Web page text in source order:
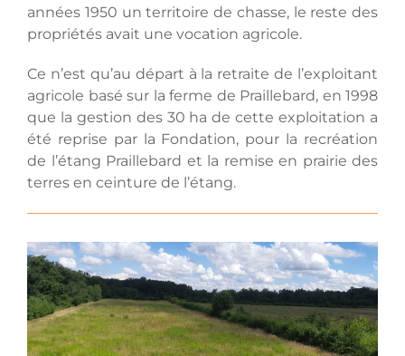
années 1950 un territoire de chasse, le reste des
propriétés avait une vocation agricole.
Ce n’est qu’au départ à la retraite de l’exploitant
agricole basé sur la ferme de Praillebard, en 1998
que la gestion des 30 ha de cette exploitation a
été reprise par la Fondation, pour la recréation
de l’étang Praillebard et la remise en prairie des
terres en ceinture de l’étang.